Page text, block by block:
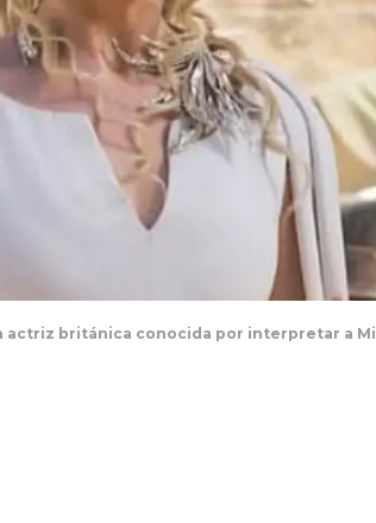
actriz británica conocida por interpretar a